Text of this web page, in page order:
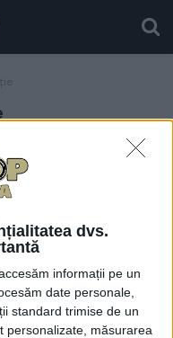
dvs.
informații pe un
date personale,
standard trimise de un
personalizate, măsurarea
Educației va
pe 19 mai un
starea
liderul ”Pro
Suceava: Deja a
anumite chestiuni
elevii cu CES